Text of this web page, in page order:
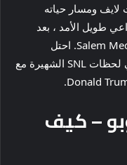
لايف ومسار حياته
طويل الأمد ، بعد
تمديد جديد متعدد السنوات مع Salem Media Group. احتل
Piscopo عناوين الصحف لإعادة النظر في لحظات SNL الشهيرة مع
– كيف